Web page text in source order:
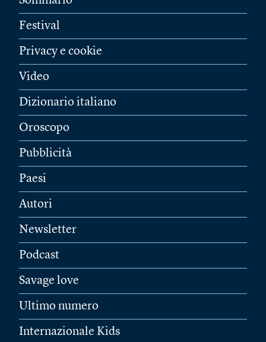
Festival
Privacy e cookie
Video
Dizionario italiano
Oroscopo
Pubblicità
Paesi
Autori
Newsletter
Podcast
Savage love
Ultimo numero
Internazionale Kids